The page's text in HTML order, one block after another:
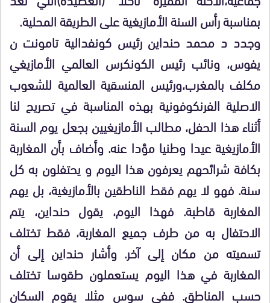
بمناسبة رأس السنة الأمازيغية على الطريقة المحلية.
وجدد د محمد حنداين رئيس كونفدالية تامونت ن
يفوس، ونائب رئيس الكونكرس العالمي الأمازيغي
مكلف بالمغرب،ورئيس المنسقية العالمية للشعوب
الاصلية الفرنكوفونية بهذه المناسبة في تصريح لنا
أثناء هذا الحفل، مطالب الأمازيغيين بجعل يوم السنة
الأمازيغية عيدا وطنيا مؤدا عنه. وأضاف بأن المغاربة
بكافة شرائحهم يعرفون هذا اليوم و يحتفلون به كل
سنة. فهو لا يهم فقط الناطقين بالأمازيغية، بل يهم
المغاربة قاطبة. فهذا اليوم، يقول حنداين، يتم
الاحتفال به من طرف جميع المغاربة، فقط تختلف
تسميته من مكان إلى آخر. وأشار حنداين إلى أن
المغاربة في هذا اليوم يستعملون طقوسا تختلف
حسب المناطق. ففي سوس مثلا يقوم السكان